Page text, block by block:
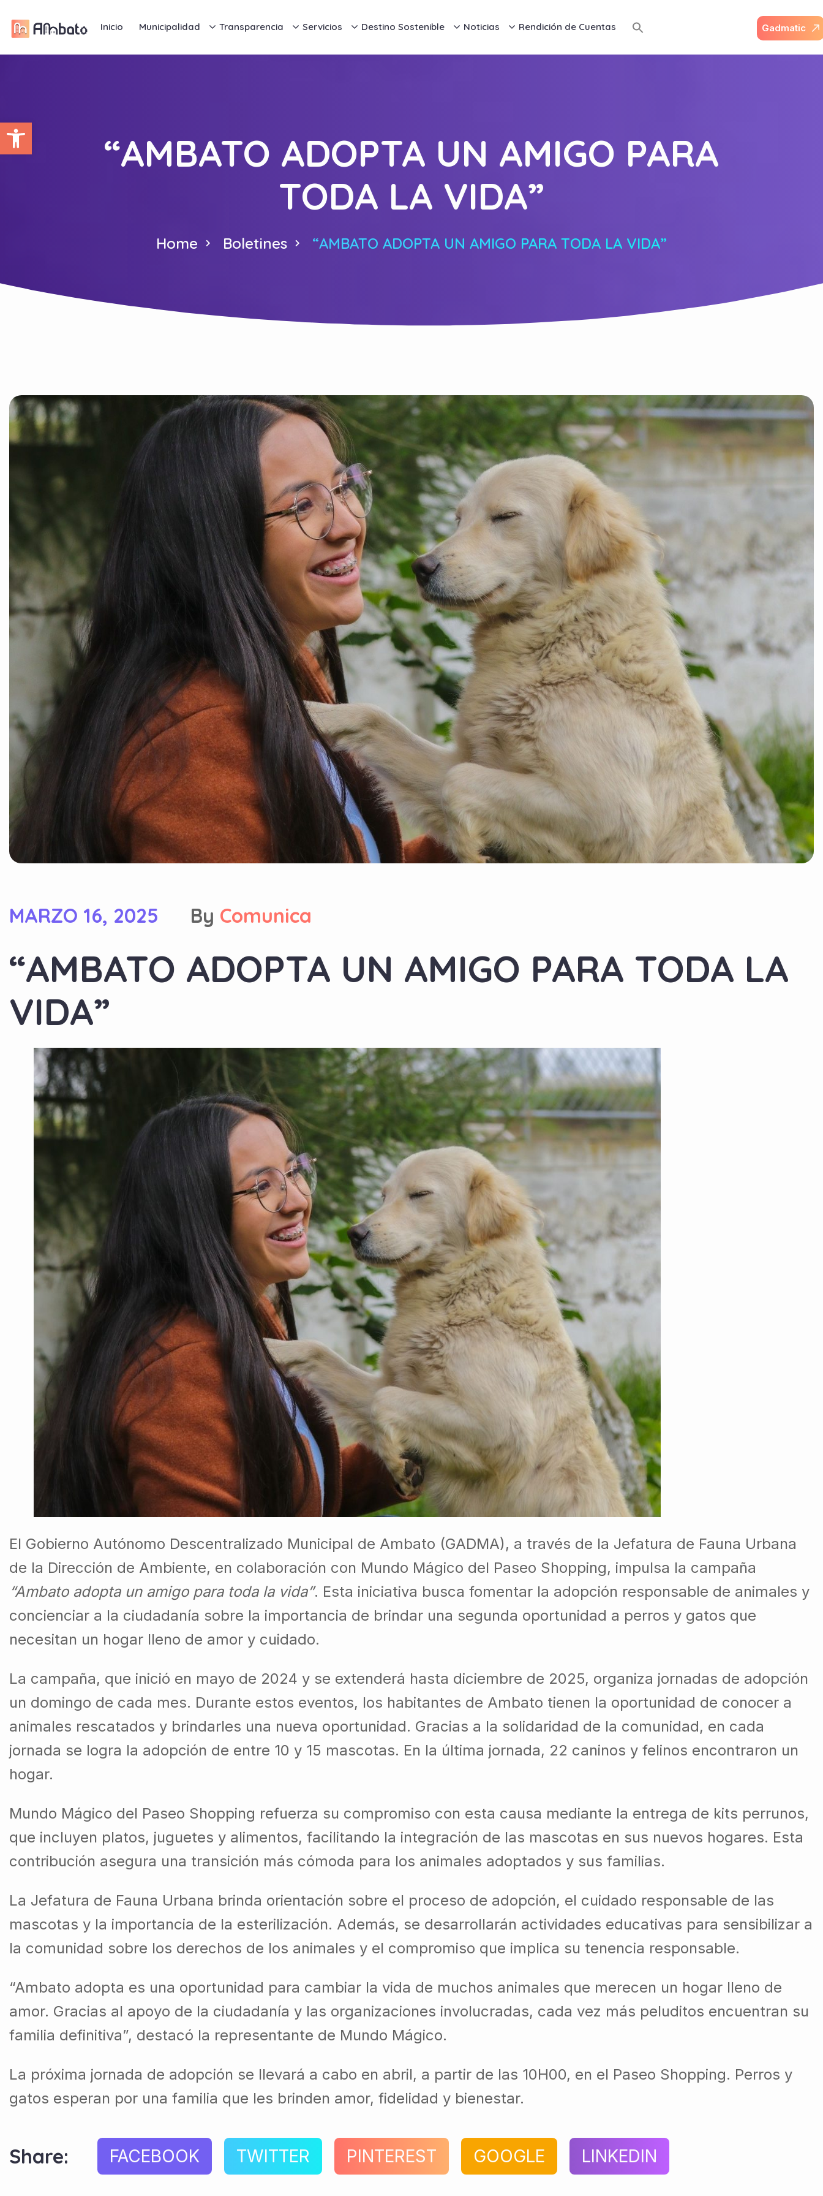
Abrir barra de herramientas
Inicio Municipalidad Transparencia Servicios Destino Sostenible Noticias Rendición de Cuentas Gadmatic
“AMBATO ADOPTA UN AMIGO PARA
TODA LA VIDA”
Home Boletines “AMBATO ADOPTA UN AMIGO PARA TODA LA VIDA”
MARZO 16, 2025 By Comunica
“AMBATO ADOPTA UN AMIGO PARA TODA LA
VIDA”
El Gobierno Autónomo Descentralizado Municipal de Ambato (GADMA), a través de la Jefatura de Fauna Urbana
de la Dirección de Ambiente, en colaboración con Mundo Mágico del Paseo Shopping, impulsa la campaña
“Ambato adopta un amigo para toda la vida”. Esta iniciativa busca fomentar la adopción responsable de animales y
concienciar a la ciudadanía sobre la importancia de brindar una segunda oportunidad a perros y gatos que
necesitan un hogar lleno de amor y cuidado.
La campaña, que inició en mayo de 2024 y se extenderá hasta diciembre de 2025, organiza jornadas de adopción
un domingo de cada mes. Durante estos eventos, los habitantes de Ambato tienen la oportunidad de conocer a
animales rescatados y brindarles una nueva oportunidad. Gracias a la solidaridad de la comunidad, en cada
jornada se logra la adopción de entre 10 y 15 mascotas. En la última jornada, 22 caninos y felinos encontraron un
hogar.
Mundo Mágico del Paseo Shopping refuerza su compromiso con esta causa mediante la entrega de kits perrunos,
que incluyen platos, juguetes y alimentos, facilitando la integración de las mascotas en sus nuevos hogares. Esta
contribución asegura una transición más cómoda para los animales adoptados y sus familias.
La Jefatura de Fauna Urbana brinda orientación sobre el proceso de adopción, el cuidado responsable de las
mascotas y la importancia de la esterilización. Además, se desarrollarán actividades educativas para sensibilizar a
la comunidad sobre los derechos de los animales y el compromiso que implica su tenencia responsable.
“Ambato adopta es una oportunidad para cambiar la vida de muchos animales que merecen un hogar lleno de
amor. Gracias al apoyo de la ciudadanía y las organizaciones involucradas, cada vez más peluditos encuentran su
familia definitiva”, destacó la representante de Mundo Mágico.
La próxima jornada de adopción se llevará a cabo en abril, a partir de las 10H00, en el Paseo Shopping. Perros y
gatos esperan por una familia que les brinden amor, fidelidad y bienestar.
Share: FACEBOOK TWITTER PINTEREST GOOGLE LINKEDIN